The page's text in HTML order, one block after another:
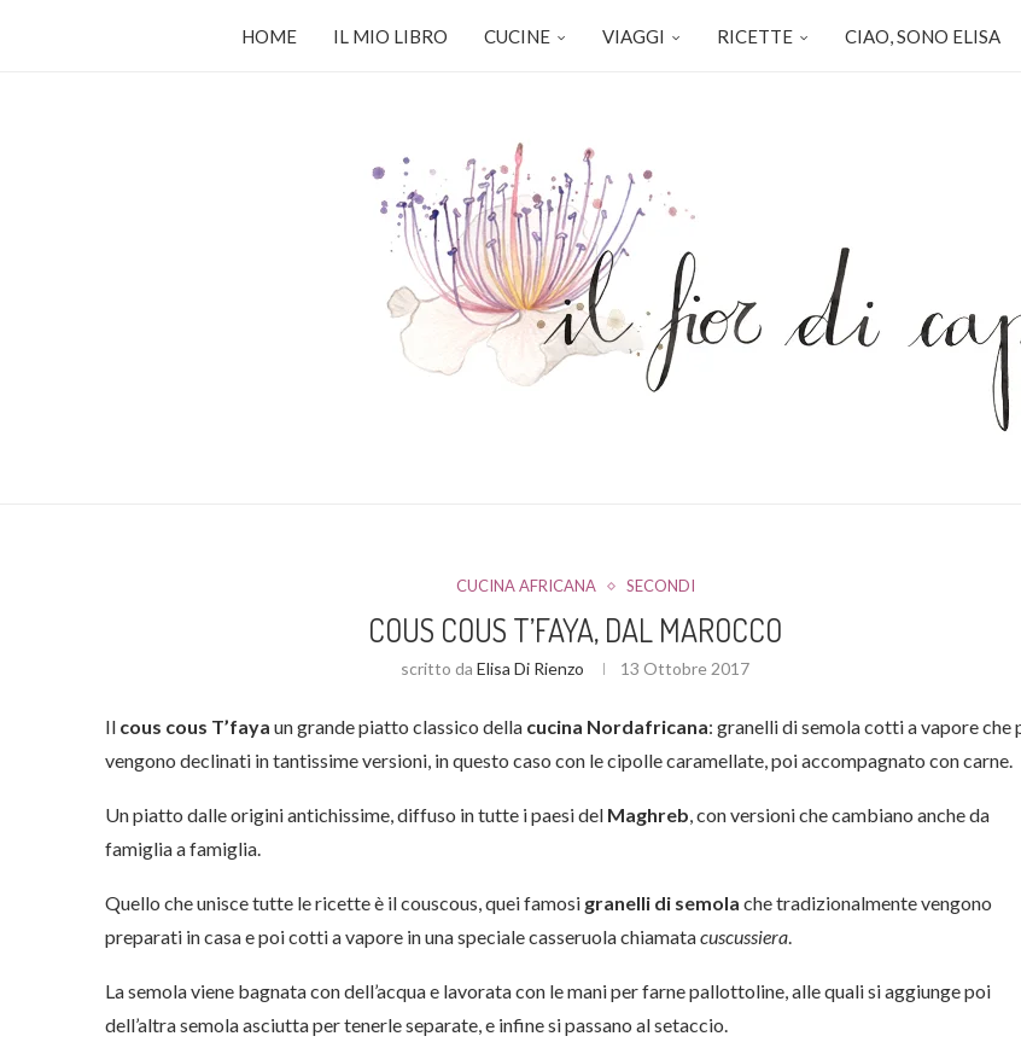
HOME IL MIO LIBRO CUCINE VIAGGI RICETTE CIAO, SONO ELISA
CUCINA AFRICANA SECONDI
COUS COUS T’FAYA, DAL MAROCCO
scritto daElisa Di Rienzo 13 Ottobre 2017
Il cous cous T’faya un grande piatto classico della cucina Nordafricana: granelli di semola cotti a vapore che
vengono declinati in tantissime versioni, in questo caso con le cipolle caramellate, poi accompagnato con carne.
Un piatto dalle origini antichissime, diffuso in tutte i paesi del Maghreb, con versioni che cambiano anche da
famiglia a famiglia.
Quello che unisce tutte le ricette è il couscous, quei famosi granelli di semola che tradizionalmente vengono
preparati in casa e poi cotti a vapore in una speciale casseruola chiamatacuscussiera.
La semola viene bagnata con dell’acqua e lavorata con le mani per farne pallottoline, alle quali si aggiunge poi
dell’altra semola asciutta per tenerle separate, e infine si passano al setaccio.